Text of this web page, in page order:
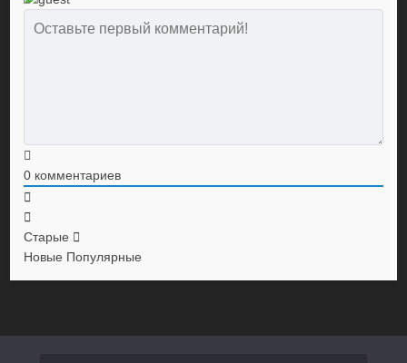
0 комментариев
Старые
Новые Популярные